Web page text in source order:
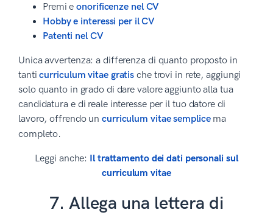
Premi eonorificenze nel CV
Hobby e interessi per il CV
Patenti nel CV
Unica avvertenza: a differenza di quanto proposto in
tanticurriculum vitae gratis che trovi in rete, aggiungi
solo quanto in grado di dare valore aggiunto alla tua
candidatura e di reale interesse per il tuo datore di
lavoro, offrendo uncurriculum vitae semplicema
completo.
Leggi anche: Il trattamento dei dati personali sul
curriculum vitae
7. Allega una lettera di